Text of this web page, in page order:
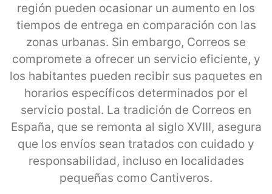
región pueden ocasionar un aumento en los
tiempos de entrega en comparación con las
zonas urbanas. Sin embargo, Correos se
compromete a ofrecer un servicio eficiente, y
los habitantes pueden recibir sus paquetes en
horarios específicos determinados por el
servicio postal. La tradición de Correos en
España, que se remonta al siglo XVIII, asegura
que los envíos sean tratados con cuidado y
responsabilidad, incluso en localidades
pequeñas como Cantiveros.